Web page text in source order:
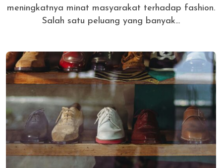
meningkatnya minat masyarakat terhadap fashion.
Salah satu peluang yang banyak...